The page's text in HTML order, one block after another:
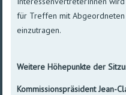
für Treffen mit
einzutragen.
Weitere Höhepunkte der
Kommissionspräsident Jean-